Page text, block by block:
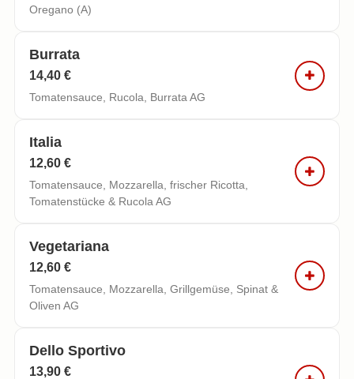
Oregano (A)
Burrata
14,40 €
Tomatensauce, Rucola, Burrata AG
Italia
12,60 €
Tomatensauce, Mozzarella, frischer Ricotta,
Tomatenstücke & Rucola AG
Vegetariana
12,60 €
Tomatensauce, Mozzarella, Grillgemüse, Spinat &
Oliven AG
Dello Sportivo
13,90 €